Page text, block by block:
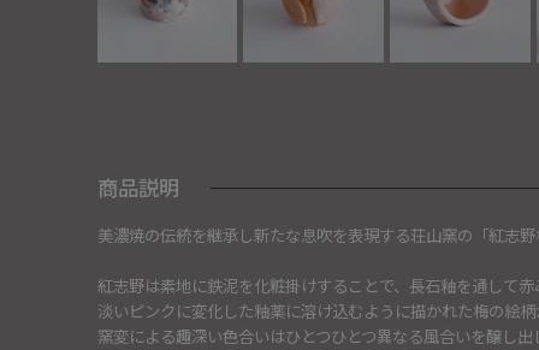
商品説明
美濃焼の伝統を継承し新たな息吹を表現する荘山窯の「紅志
紅志野は素地に鉄泥を化粧掛けすることで、長石釉を通して
淡いピンクに変化した釉薬に溶け込むように描かれた梅の絵
窯変による趣深い色合いはひとつひとつ異なる風合いを醸し